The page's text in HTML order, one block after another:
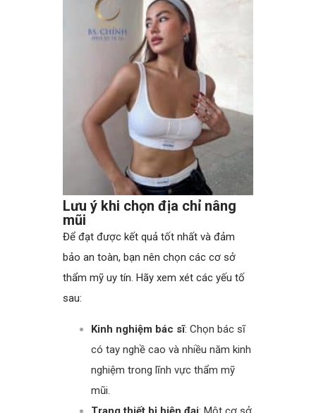
Lưu ý khi chọn địa chỉ nâng
mũi
Để đạt được kết quả tốt nhất và đảm
bảo an toàn, bạn nên chọn các cơ sở
thẩm mỹ uy tín. Hãy xem xét các yếu tố
sau:
Kinh nghiệm bác sĩ: Chọn bác sĩ
có tay nghề cao và nhiều năm kinh
nghiệm trong lĩnh vực thẩm mỹ
mũi.